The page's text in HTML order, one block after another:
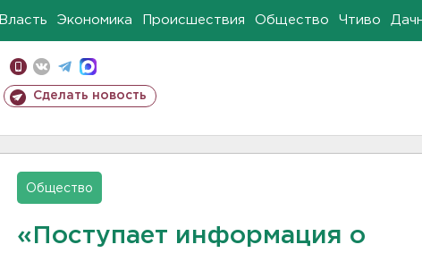
Власть Экономика Происшествия Общество Чтиво
Сделать новость
Общество
«Поступает информация о